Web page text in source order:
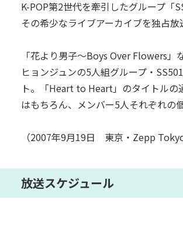
K-POP第2世代を牽引したグループ「
その希少なライブアーカイブを独占放
「花より男子～Boys Over Flowers
ヒョンジュンの5人組グループ・
ト。「Heart to Heart」のタイトルの
はもちろん、メンバー5人それぞれの
（2007年9月19日 東京・Zepp Tokyo
放送スケジュール